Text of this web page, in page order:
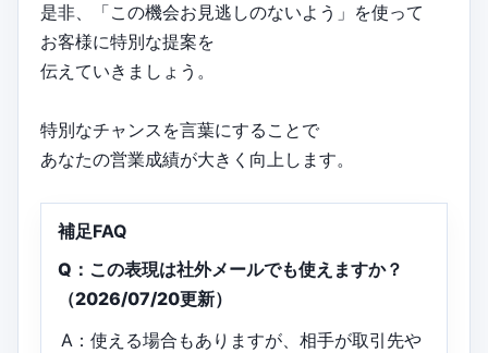
是非、「この機会お見逃しのないよう」を使って
お客様に特別な提案を
伝えていきましょう。
特別なチャンスを言葉にすることで
あなたの営業成績が大きく向上します。
補足FAQ
Q：この表現は社外メールでも使えますか？
（2026/07/20更新）
A：使える場合もありますが、相手が取引先や